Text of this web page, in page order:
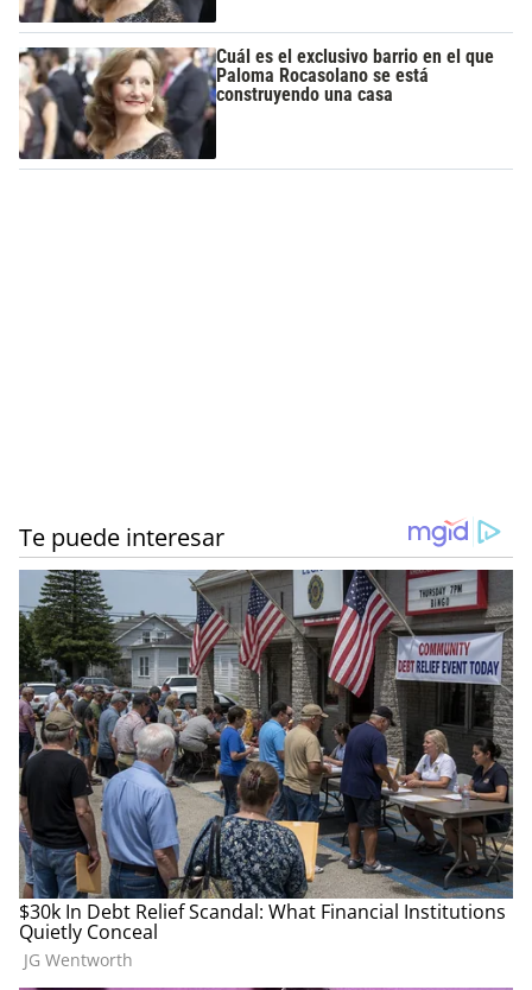
Cuál es el exclusivo barrio en el que
Paloma Rocasolano se está
construyendo una casa